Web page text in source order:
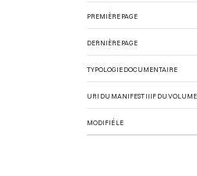
PREMIÈRE PAGE
DERNIÈRE PAGE
TYPOLOGIE DOCUMENTAIRE
URI DU MANIFEST IIIF DU
MODIFIÉ LE